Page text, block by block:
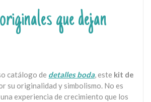
que dejan
catálogo de detalles boda, este kit de
su originalidad y simbolismo. No es
experiencia de crecimiento que los